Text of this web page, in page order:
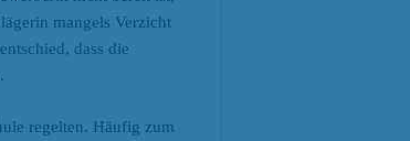
mangels Verzicht
entschied, dass die
regelten. Häufig zum